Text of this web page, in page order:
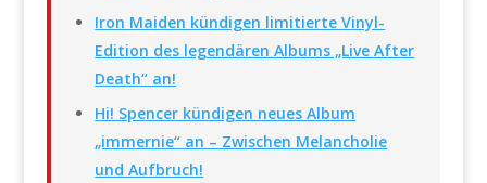
Iron Maiden kündigen limitierte Vinyl-
Edition des legendären Albums „Live After
Death“ an!
Hi! Spencer kündigen neues Album
„immernie“ an – Zwischen Melancholie
und Aufbruch!